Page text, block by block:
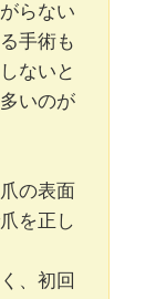
らない
手術も
ないと
いのが
の表面
を正し
、初回